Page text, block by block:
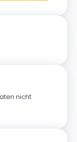
nicht